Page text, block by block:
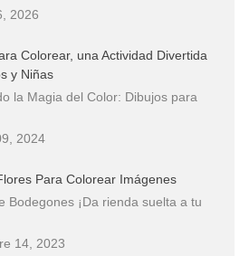
2026
Colorear, una Actividad Divertida
y Niñas
la Magia del Color: Dibujos para
2024
Para Colorear Imágenes
Bodegones ¡Da rienda suelta a tu
14, 2023